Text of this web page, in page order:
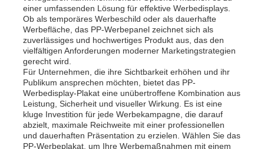
Flammhemmende Polypropylenfolie
Pp. höhlen Bau-Brett aus
PP-Wandplatte
Polypropylenblatt
einer umfassenden Lösung für effektive Werbedisplays.
Ob als temporäres Werbeschild oder als dauerhafte
Werbefläche, das PP-Werbepanel zeichnet sich als
zuverlässiges und hochwertiges Produkt aus, das den
vielfältigen Anforderungen moderner Marketingstrategien
gerecht wird.
Für Unternehmen, die ihre Sichtbarkeit erhöhen und ihr
Publikum ansprechen möchten, bietet das PP-
Werbedisplay-Plakat eine unübertroffene Kombination aus
Leistung, Sicherheit und visueller Wirkung. Es ist eine
kluge Investition für jede Werbekampagne, die darauf
abzielt, maximale Reichweite mit einer professionellen
und dauerhaften Präsentation zu erzielen. Wählen Sie das
PP-Werbeplakat, um Ihre Werbemaßnahmen mit einem